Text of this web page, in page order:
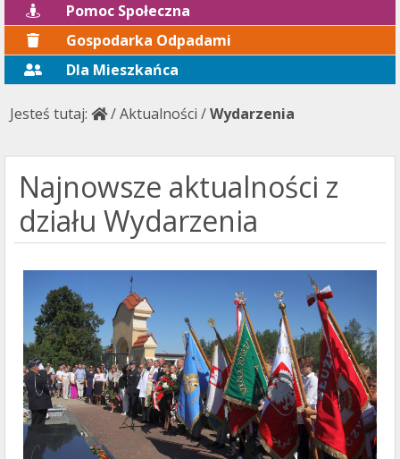
Pomoc Społeczna
Gospodarka Odpadami
Dla Mieszkańca
Jesteś tutaj: /Aktualności /Wydarzenia
Najnowsze aktualności z
działu Wydarzenia